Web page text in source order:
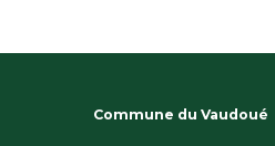
Commune du Vaudoué